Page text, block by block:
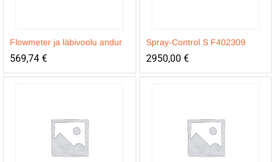
Flowmeter ja läbivoolu andur
569,74 €
Spray-Control S F402309
2950,00 €